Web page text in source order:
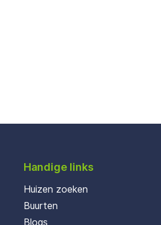
Handige links
Huizen zoeken
Buurten
Blogs